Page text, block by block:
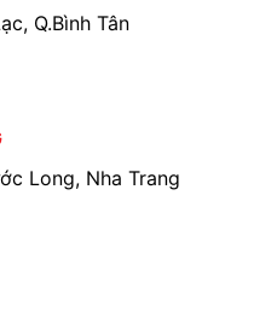
Q.Bình Tân
Long, Nha Trang